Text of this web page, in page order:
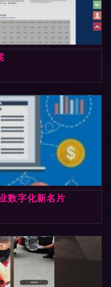
数字化新名片